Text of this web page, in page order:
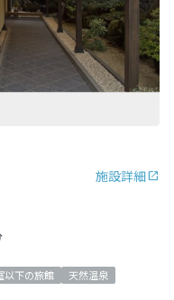
施設詳細
以下の旅館
天然温泉